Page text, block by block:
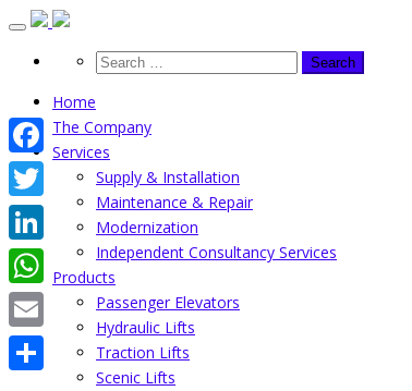
Skip
content
Home
The Company
Services
Supply & Installation
Maintenance & Repair
Modernization
Independent Consultancy Services
Products
Passenger Elevators
Hydraulic Lifts
Traction Lifts
Scenic Lifts
Facebook
Twitter
LinkedIn
WhatsApp
Email